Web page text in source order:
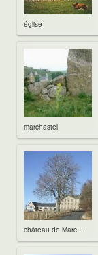
Les gîtes
Les gîtes
Photos
Tarifs
Le gîte de
Extrait
Tarifs
Photos
Tarifs et
Tarifs
église
marchastel
château de Marc...